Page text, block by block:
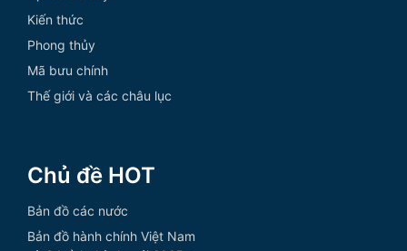
Kiến thức
Phong thủy
Mã bưu chính
Thế giới và các châu lục
Chủ đề HOT
Bản đồ các nước
Bản đồ hành chính Việt Nam